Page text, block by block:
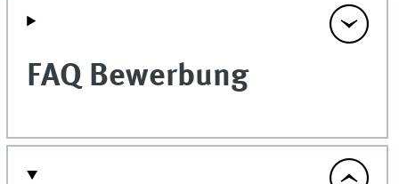
FAQ Bewerbung